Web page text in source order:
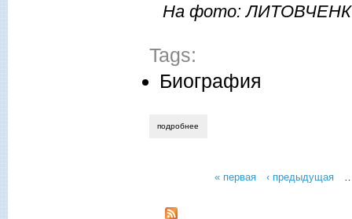
На фото:
Tags:
Биография
подробнее
« первая ‹ предыдущая